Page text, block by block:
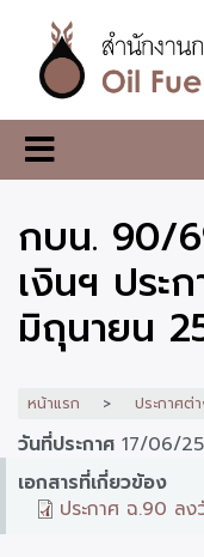
เนื้อหา
หลักสำนักงาน
กองทุน
น้ำมัน
เชื้อ
เพลิง
กบน. 90/
เงินฯ ประ
มิถุนายน
หน้าแรก ประกาศต่
วันที่ประกาศ 17/06/
เอกสารที่เกี่ยวข้อง
ประกาศ ฉ.90 ล